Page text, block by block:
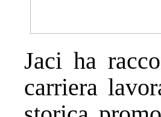
Jaci ha
carriera